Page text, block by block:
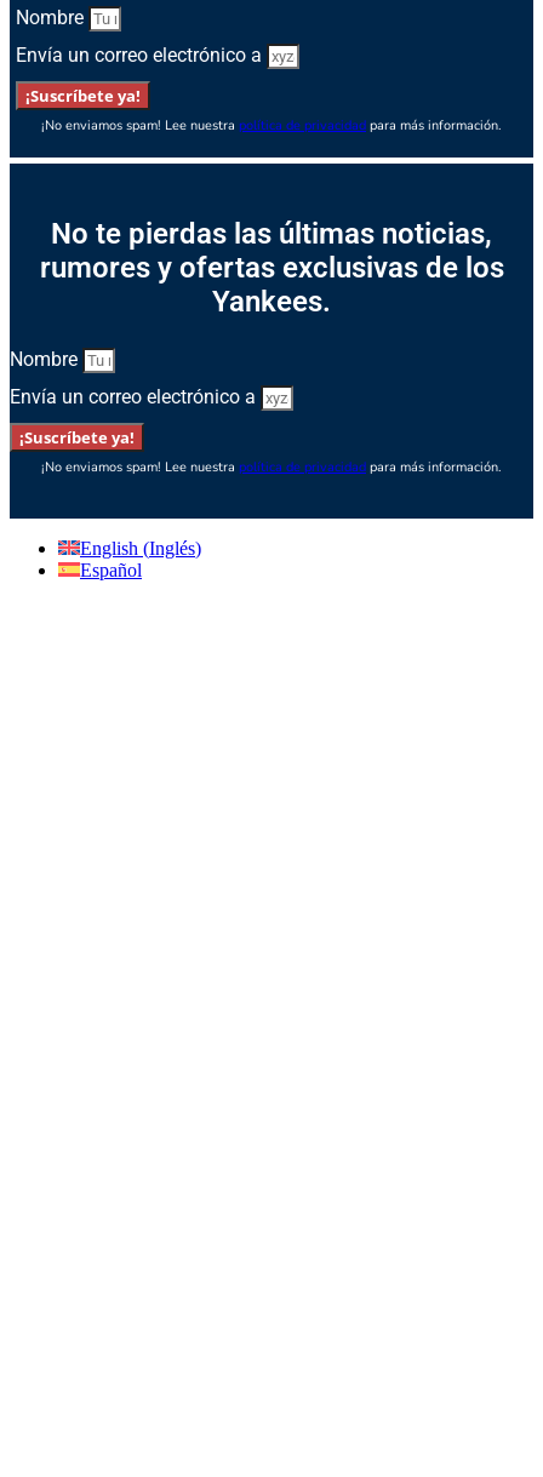
Nombre
Envía un correo electrónico a
¡Suscríbete ya!
¡No enviamos spam! Lee nuestra política de privacidad para más información.
No te pierdas las últimas noticias,
rumores y ofertas exclusivas de los
Yankees.
Nombre
Envía un correo electrónico a
¡Suscríbete ya!
¡No enviamos spam! Lee nuestra política de privacidad para más información.
English (Inglés)
Español